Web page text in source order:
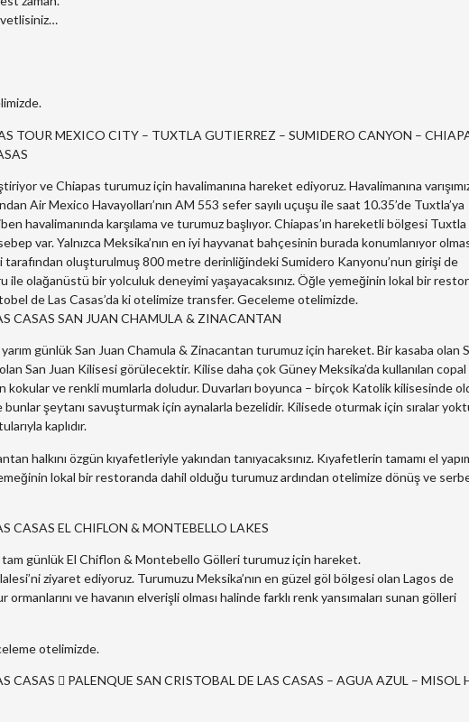
TOUR MEXICO CITY – TUXTLA GUTIERREZ – SUMIDERO CANYON –
ve Chiapas turumuz için havalimanına hareket ediyoruz. Havalimanına
Air Mexico Havayolları’nın AM 553 sefer sayılı uçuşu ile saat 10.35’de Tuxtla’ya
havalimanında karşılama ve turumuz başlıyor. Chiapas’ın hareketli bölgesi Tuxtla
var. Yalnızca Meksika’nın en iyi hayvanat bahçesinin burada konumlanıyor
tarafından oluşturulmuş 800 metre derinliğindeki Sumidero Kanyonu’nun girişi de
ile olağanüstü bir yolculuk deneyimi yaşayacaksınız. Öğle yemeğinin lokal bir
de Las Casas’da ki otelimize transfer. Geceleme otelimizde.
CASAS SAN JUAN CHAMULA & ZINACANTAN
günlük San Juan Chamula & Zinacantan turumuz için hareket. Bir kasaba olan
olan San Juan Kilisesi görülecektir. Kilise daha çok Güney Meksika’da kullanılan copal
kokular ve renkli mumlarla doludur. Duvarları boyunca – birçok Katolik kilisesinde
şeytanı savuşturmak için aynalarla bezelidir. Kilisede oturmak için sıralar
kaplıdır.
halkını özgün kıyafetleriyle yakından tanıyacaksınız. Kıyafetlerin tamamı el
lokal bir restoranda dahil olduğu turumuz ardından otelimize dönüş ve
CASAS EL CHIFLON & MONTEBELLO LAKES
tam günlük El Chiflon & Montebello Gölleri turumuz için hareket.
ziyaret ediyoruz. Turumuzu Meksika’nın en güzel göl bölgesi olan Lagos de
ve havanın elverişli olması halinde farklı renk yansımaları sunan gölleri
otelimizde.
CASAS  PALENQUE SAN CRISTOBAL DE LAS CASAS – AGUA AZUL – MISOL